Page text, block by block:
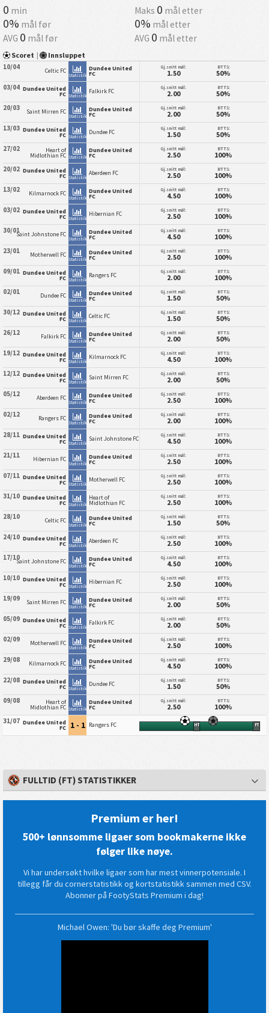
0 min Maks 0 mål etter
0% mål før 0% mål etter
AVG 0 mål før AVG 0 mål etter
Scoret | Innsluppet
10/04 Celtic FC
Statistikk
Dundee United
FC
Gj.snitt mål:
1.50
BTTS:
50%
03/04 Dundee United
FC Statistikk
Falkirk FC Gj.snitt mål:
2.00
BTTS:
50%
20/03 Saint Mirren FC
Statistikk
Dundee United
FC
Gj.snitt mål:
2.00
BTTS:
50%
13/03 Dundee United
FC Statistikk
Dundee FC Gj.snitt mål:
1.50
BTTS:
50%
27/02 Heart of
Midlothian FC Statistikk
Dundee United
FC
Gj.snitt mål:
2.50
BTTS:
100%
20/02 Dundee United
FC Statistikk
Aberdeen FC Gj.snitt mål:
2.50
BTTS:
100%
13/02 Kilmarnock FC
Statistikk
Dundee United
FC
Gj.snitt mål:
4.50
BTTS:
100%
03/02 Dundee United
FC Statistikk
Hibernian FC Gj.snitt mål:
2.50
BTTS:
100%
30/01Saint Johnstone FC
Statistikk
Dundee United
FC
Gj.snitt mål:
4.50
BTTS:
100%
23/01 Motherwell FC
Statistikk
Dundee United
FC
Gj.snitt mål:
2.50
BTTS:
100%
09/01 Dundee United
FC Statistikk
Rangers FC Gj.snitt mål:
2.00
BTTS:
100%
02/01 Dundee FC
Statistikk
Dundee United
FC
Gj.snitt mål:
1.50
BTTS:
50%
30/12 Dundee United
FC Statistikk
Celtic FC Gj.snitt mål:
1.50
BTTS:
50%
26/12 Falkirk FC
Statistikk
Dundee United
FC
Gj.snitt mål:
2.00
BTTS:
50%
19/12 Dundee United
FC Statistikk
Kilmarnock FC Gj.snitt mål:
4.50
BTTS:
100%
12/12 Dundee United
FC Statistikk
Saint Mirren FC Gj.snitt mål:
2.00
BTTS:
50%
05/12 Aberdeen FC
Statistikk
Dundee United
FC
Gj.snitt mål:
2.50
BTTS:
100%
02/12 Rangers FC
Statistikk
Dundee United
FC
Gj.snitt mål:
2.00
BTTS:
100%
28/11 Dundee United
FC Statistikk
Saint Johnstone FC Gj.snitt mål:
4.50
BTTS:
100%
21/11 Hibernian FC
Statistikk
Dundee United
FC
Gj.snitt mål:
2.50
BTTS:
100%
07/11 Dundee United
FC Statistikk
Motherwell FC Gj.snitt mål:
2.50
BTTS:
100%
31/10 Dundee United
FC Statistikk
Heart of
Midlothian FC
Gj.snitt mål:
2.50
BTTS:
100%
28/10 Celtic FC
Statistikk
Dundee United
FC
Gj.snitt mål:
1.50
BTTS:
50%
24/10 Dundee United
FC Statistikk
Aberdeen FC Gj.snitt mål:
2.50
BTTS:
100%
17/10Saint Johnstone FC
Statistikk
Dundee United
FC
Gj.snitt mål:
4.50
BTTS:
100%
10/10 Dundee United
FC Statistikk
Hibernian FC Gj.snitt mål:
2.50
BTTS:
100%
19/09 Saint Mirren FC
Statistikk
Dundee United
FC
Gj.snitt mål:
2.00
BTTS:
50%
05/09 Dundee United
FC Statistikk
Falkirk FC Gj.snitt mål:
2.00
BTTS:
50%
02/09 Motherwell FC
Statistikk
Dundee United
FC
Gj.snitt mål:
2.50
BTTS:
100%
29/08 Kilmarnock FC
Statistikk
Dundee United
FC
Gj.snitt mål:
4.50
BTTS:
100%
22/08 Dundee United
FC Statistikk
Dundee FC Gj.snitt mål:
1.50
BTTS:
50%
09/08 Heart of
Midlothian FC Statistikk
Dundee United
FC
Gj.snitt mål:
2.50
BTTS:
100%
31/07 Dundee United
FC 1 - 1 Rangers FC HT FT
FULLTID (FT) STATISTIKKER
Premium er her!
500+ lønnsomme ligaer som bookmakerne ikke
følger like nøye.
Vi har undersøkt hvilke ligaer som har mest vinnerpotensiale. I
tillegg får du cornerstatistikk og kortstatistikk sammen med CSV.
Abonner på FootyStats Premium i dag!
Michael Owen: 'Du bør skaffe deg Premium'